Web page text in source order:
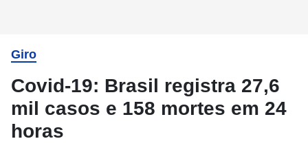
Giro
Covid-19: Brasil registra 27,6
mil casos e 158 mortes em 24
horas